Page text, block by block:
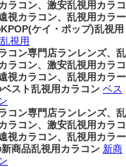
ラコン、激安乱視用カラコ
視カラコン、乱視用カラー
ケイ・ポップ)乱視用
視用
コン専門店ランレンズ、乱
ラコン、激安乱視用カラコ
視カラコン、乱視用カラー
スト乱視用カラコン ベス
コン専門店ランレンズ、乱
ラコン、激安乱視用カラコ
視カラコン、乱視用カラー
商品乱視用カラコン 新商